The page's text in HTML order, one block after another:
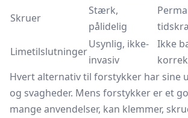
Skruer
Stærk,
pålidelig
Limetilslutninger
Usynlig, ikke-
invasiv
Ikke
Hvert alternativ til forstykker har sine
og svagheder. Mens forstykker er et
mange anvendelser, kan klemmer,